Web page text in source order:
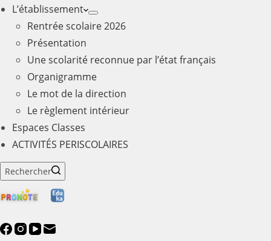
L’établissement
Rentrée scolaire 2026
Présentation
Une scolarité reconnue par l’état français
Organigramme
Le mot de la direction
Le règlement intérieur
Espaces Classes
ACTIVITÉS PERISCOLAIRES
Rechercher